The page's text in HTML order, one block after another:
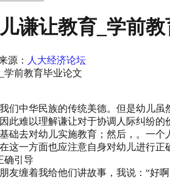
谦让教育_学前
源： 人大经济论坛
学前教育毕业论文
我们中华民族的传统美德。但是幼儿
此难以理解谦让对于协调人际纠纷
础去对幼儿实施教育；然后，。一
这一方面也应注意自身对幼儿进行正
确引导
友缠着我给他们讲故事，我说：“好